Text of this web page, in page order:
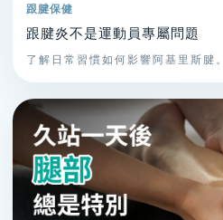
跟腱保健
跟腱炎不是運動員專屬問題
了解日常習慣如何影響阿基里斯腱。